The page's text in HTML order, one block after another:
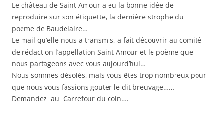
Le château de Saint Amour a eu la bonne idée de
reproduire sur son étiquette, la dernière strophe du
poème de Baudelaire…
Le mail qu’elle nous a transmis, a fait découvrir au comité
de rédaction l’appellation Saint Amour et le poème que
nous partageons avec vous aujourd’hui…
Nous sommes désolés, mais vous êtes trop nombreux pour
que nous vous fassions gouter le dit breuvage……
Demandez au Carrefour du coin….